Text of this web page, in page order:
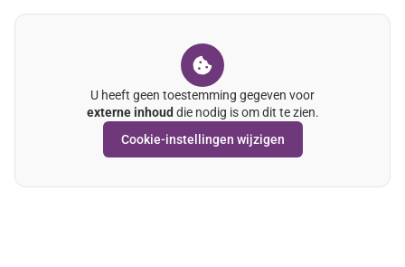
U heeft geen toestemming gegeven voor
externe inhoud die nodig is om dit te zien.
Cookie-instellingen wijzigen